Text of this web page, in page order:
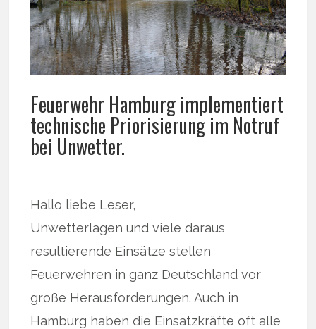
Feuerwehr Hamburg implementiert
technische Priorisierung im Notruf
bei Unwetter.
Hallo liebe Leser,
Unwetterlagen und viele daraus
resultierende Einsätze stellen
Feuerwehren in ganz Deutschland vor
große Herausforderungen. Auch in
Hamburg haben die Einsatzkräfte oft alle